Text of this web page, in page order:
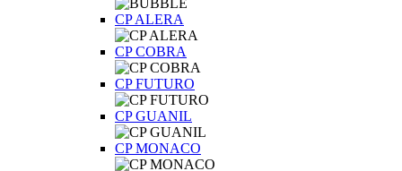
CP ALERA
CP COBRA
CP FUTURO
CP GUANIL
CP MONACO